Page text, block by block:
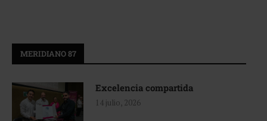
MERIDIANO 87
Excelencia compartida
14 julio, 2026